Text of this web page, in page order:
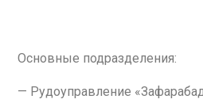
Основные подразделения:
— Рудоуправление